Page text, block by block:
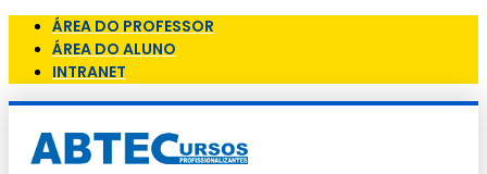
ÁREA DO PROFESSOR
ÁREA DO ALUNO
INTRANET